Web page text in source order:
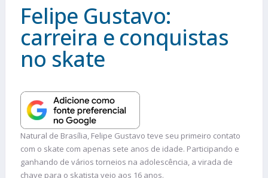
Felipe Gustavo:
carreira e conquistas
no skate
Natural de Brasília, Felipe Gustavo teve seu primeiro contato
com o skate com apenas sete anos de idade. Participando e
ganhando de vários torneios na adolescência, a virada de
chave para o skatista veio aos 16 anos.